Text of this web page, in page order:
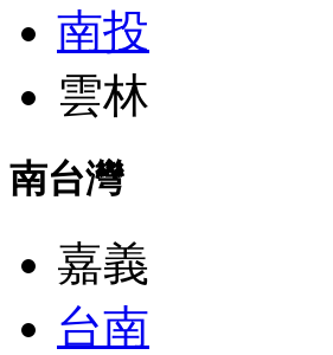
南投
雲林
南台灣
嘉義
台南